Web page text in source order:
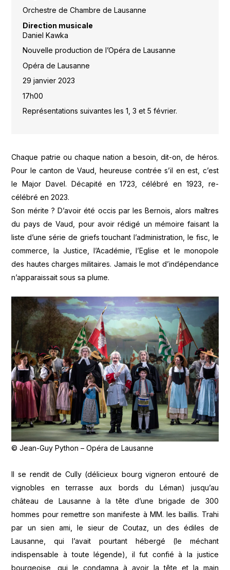
Orchestre de Chambre de Lausanne
Direction musicale
Daniel Kawka
Nouvelle production de l’Opéra de Lausanne
Opéra de Lausanne
29 janvier 2023
17h00
Représentations suivantes les 1, 3 et 5 février.
Chaque patrie ou chaque nation a besoin, dit-on, de héros.
Pour le canton de Vaud, heureuse contrée s’il en est, c’est
le Major Davel. Décapité en 1723, célébré en 1923, re-
célébré en 2023.
Son mérite ? D’avoir été occis par les Bernois, alors maîtres
du pays de Vaud, pour avoir rédigé un mémoire faisant la
liste d’une série de griefs touchant l’administration, le fisc, le
commerce, la Justice, l’Académie, l’Eglise et le monopole
des hautes charges militaires. Jamais le mot d’indépendance
n’apparaissait sous sa plume.
© Jean-Guy Python – Opéra de Lausanne
Il se rendit de Cully (délicieux bourg vigneron entouré de
vignobles en terrasse aux bords du Léman) jusqu’au
château de Lausanne à la tête d’une brigade de 300
hommes pour remettre son manifeste à MM. les baillis. Trahi
par un sien ami, le sieur de Coutaz, un des édiles de
Lausanne, qui l’avait pourtant hébergé (le méchant
indispensable à toute légende), il fut confié à la justice
bourgeoise, qui le condamna à avoir la tête et la main